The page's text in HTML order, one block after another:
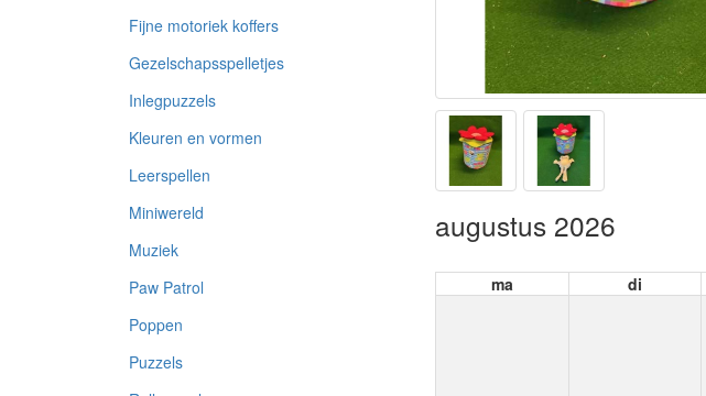
Fijne motoriek koffers
Gezelschapsspelletjes
Inlegpuzzels
Kleuren en vormen
Leerspellen
Miniwereld
Muziek
Paw Patrol
Poppen
Puzzels
augustus 2026
ma di